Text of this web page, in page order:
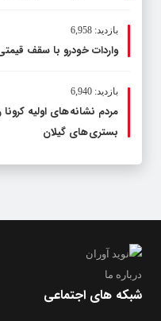
بازدید: 6,958
واردات خودرو با سقف قیمتی ۲۰ هزار دلار شدنی
بازدید: 6,940
مردم نشانه های اولیه
بستری های گیلان
درباره ما
شبکه های اجتماعی